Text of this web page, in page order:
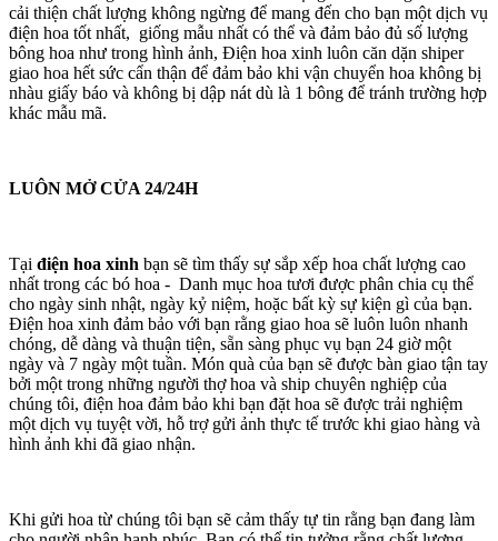
cải thiện chất lượng không ngừng để mang đến cho bạn một dịch vụ
điện hoa tốt nhất, giống mẫu nhất có thể và đảm bảo đủ số lượng
bông hoa như trong hình ảnh, Điện hoa xinh luôn căn dặn shiper
giao hoa hết sức cẩn thận để đảm bảo khi vận chuyển hoa không bị
nhàu giấy báo và không bị dập nát dù là 1 bông để tránh trường hợp
khác mẫu mã.
LUÔN MỞ CỬA 24/24H
Tại điện hoa xinh bạn sẽ tìm thấy sự sắp xếp hoa chất lượng cao
nhất trong các bó hoa - Danh mục hoa tươi được phân chia cụ thể
cho ngày sinh nhật, ngày kỷ niệm, hoặc bất kỳ sự kiện gì của bạn.
Điện hoa xinh đảm bảo với bạn rằng giao hoa sẽ luôn luôn nhanh
chóng, dễ dàng và thuận tiện, sẵn sàng phục vụ bạn 24 giờ một
ngày và 7 ngày một tuần. Món quà của bạn sẽ được bàn giao tận tay
bởi một trong những người thợ hoa và ship chuyên nghiệp của
chúng tôi, điện hoa đảm bảo khi bạn đặt hoa sẽ được trải nghiệm
một dịch vụ tuyệt vời, hỗ trợ gửi ảnh thực tế trước khi giao hàng và
hình ảnh khi đã giao nhận.
Khi gửi hoa từ chúng tôi bạn sẽ cảm thấy tự tin rằng bạn đang làm